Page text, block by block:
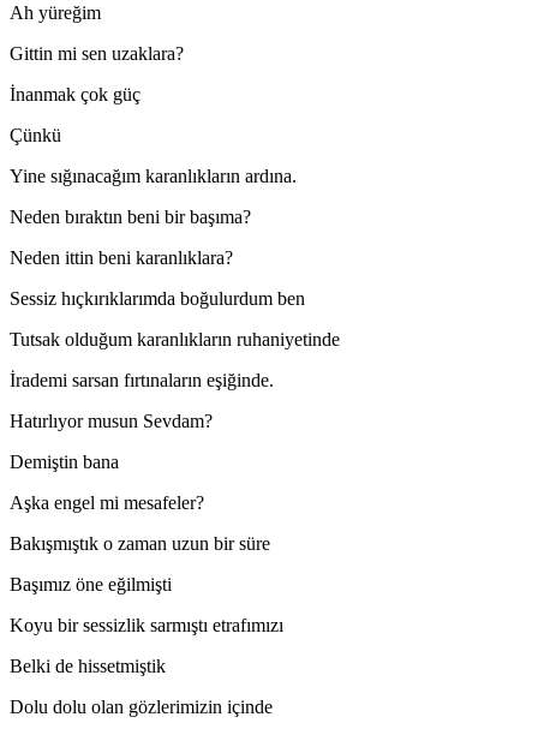
Ah yüreğim
Gittin mi sen uzaklara?
İnanmak çok güç
Çünkü
Yine sığınacağım karanlıkların ardına.
Neden bıraktın beni bir başıma?
Neden ittin beni karanlıklara?
Sessiz hıçkırıklarımda boğulurdum ben
Tutsak olduğum karanlıkların ruhaniyetinde
İrademi sarsan fırtınaların eşiğinde.
Hatırlıyor musun Sevdam?
Demiştin bana
Aşka engel mi mesafeler?
Bakışmıştık o zaman uzun bir süre
Başımız öne eğilmişti
Koyu bir sessizlik sarmıştı etrafımızı
Belki de hissetmiştik
Dolu dolu olan gözlerimizin içinde